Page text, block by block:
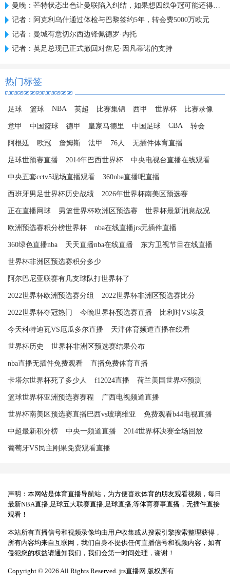
曼晚：芒特状态出色让曼联陷入纠结，如果想四线争冠可能还得买人
记者：阿克利乌什通过体检与巴黎签约5年，转会费5000万欧元
记者：曼城有意切尔西边锋佩德罗·内托
记者：英足总现已正式撤回对詹尼·因凡蒂诺的支持
热门标签
足球 篮球 NBA 英超 比赛集锦 西甲 世界杯 比赛录像
意甲 中国篮球 德甲 皇家马德里 中国足球 CBA 转会
阿根廷 欧冠 詹姆斯 法甲 76人 无插件体育直播
足球世预赛直播 2014年巴西世界杯 中央电视台直播在线观看
中央五套cctv5现场直播观看 360nba直播吧直播
西班牙男足世界杯历史战绩 2026年世界杯南美区预选赛
正在直播网球 男篮世界杯欧洲区预选赛 世界杯最新消息战况
欧洲预选赛积分榜世界杯 nba在线直播jrs无插件直播
360绿色直播nba 天天直播nba在线直播 东方卫视节目在线直播
世界杯非洲区预选赛积分多少
阿尔巴尼亚联赛有几支球队打世界杯了
2022世界杯欧洲预选赛分组 2022世界杯非洲区预选赛比分
2022世界杯夺冠热门 今晚世界杯预选赛直播 比利时VS埃及
今天科特迪瓦VS厄瓜多尔直播 天津体育频道直播在线看
世界杯历史 世界杯非洲区预选赛结果公布
nba直播无插件免费观看 直播免费体育直播
卡塔尔世界杯死了多少人 f12024直播 荷兰美国世界杯预测
篮球世界杯亚洲预选赛赛程 广西电视频道直播
世界杯南美区预选赛直播巴西vs玻璃维亚 免费观看b44电视直播
中超最新积分榜 中央一频道直播 2014世界杯决赛全场回放
葡萄牙VS民主刚果免费观看直播
声明：本网站是体育直播导航站，为方便喜欢体育的朋友观看视频，每日
最新NBA直播,足球五大联赛直播,足球直播,等体育赛事直播，无插件直接
观看！
本站所有直播信号和视频录像均由用户收集或从搜索引擎搜索整理获得，
所有内容均来自互联网，我们自身不提供任何直播信号和视频内容，如有
侵犯您的权益请通知我们，我们会第一时间处理，谢谢！
Copyright © 2026 All Rights Reserved. jrs直播网 版权所有